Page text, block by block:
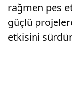
rağmen pes
güçlü
etkisini